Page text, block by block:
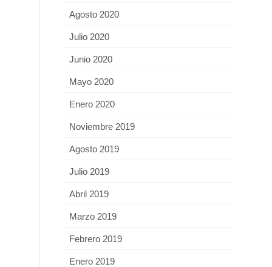
Agosto 2020
Julio 2020
Junio 2020
Mayo 2020
Enero 2020
Noviembre 2019
Agosto 2019
Julio 2019
Abril 2019
Marzo 2019
Febrero 2019
Enero 2019